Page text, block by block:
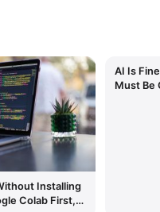
Installing
Colab First,
AI Is
Must Be